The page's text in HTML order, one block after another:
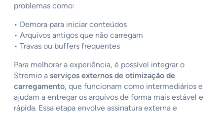
problemas como:
• Demora para iniciar conteúdos
• Arquivos antigos que não carregam
• Travas ou buffers frequentes
Para melhorar a experiência, é possível integrar o
Stremio a serviços externos de otimização de
carregamento, que funcionam como intermediários e
ajudam a entregar os arquivos de forma mais estável e
rápida. Essa etapa envolve assinatura externa e